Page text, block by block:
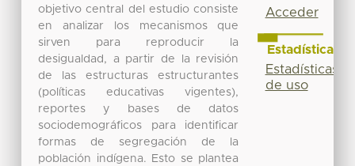
objetivo central del estudio consiste
en analizar los mecanismos que
sirven para reproducir la
desigualdad, a partir de la revisión
de las estructuras estructurantes
(políticas educativas vigentes),
reportes y bases de datos
sociodemográficos para identificar
formas de segregación de la
población indígena. Esto se plantea
Acceder
Estadísticas
Estadísticas
de uso